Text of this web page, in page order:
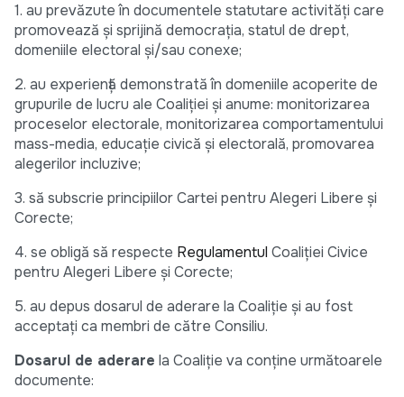
1. au prevăzute în documentele statutare activități care
promovează și sprijină democrația, statul de drept,
domeniile electoral și/sau conexe;
2. au experiență demonstrată în domeniile acoperite de
grupurile de lucru ale Coaliției și anume: monitorizarea
proceselor electorale, monitorizarea comportamentului
mass-media, educație civică și electorală, promovarea
alegerilor incluzive;
3. să subscrie principiilor Cartei pentru Alegeri Libere și
Corecte;
4. se obligă să respecte Regulamentul Coaliției Civice
pentru Alegeri Libere și Corecte;
5. au depus dosarul de aderare la Coaliție și au fost
acceptați ca membri de către Consiliu.
Dosarul de aderare la Coaliție va conține următoarele
documente: